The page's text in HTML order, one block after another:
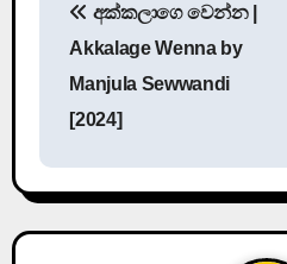
n
a
අක්කලාගෙ වෙන්න |
Akkalage Wenna by
Manjula Sewwandi
[2024]